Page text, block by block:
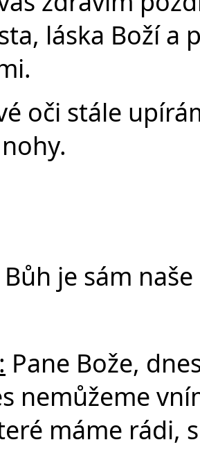
láska Boží
oči stále
je sám
Pane Bože,
nemůžeme
máme rádi,